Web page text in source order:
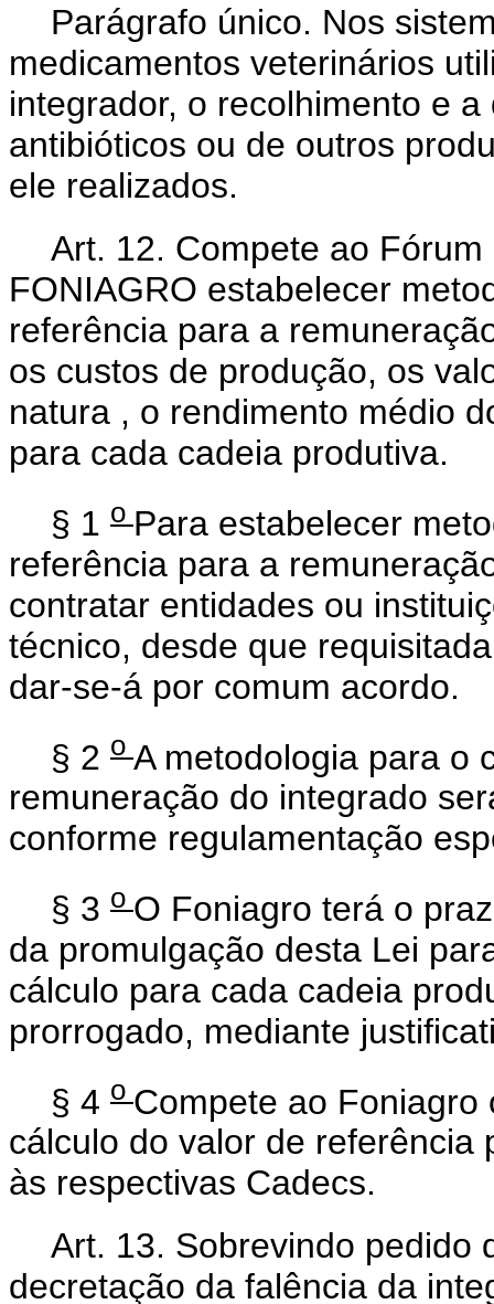
Parágrafo único. Nos
medicamentos veterinários
integrador, o recolhimento e
antibióticos ou de outros
ele realizados.
Art. 12. Compete ao
FONIAGRO estabelecer
referência para a
os custos de produção, os
natura , o rendimento médio
para cada cadeia produtiva.
§ 1 o Para estabelecer
referência para a
contratar entidades ou
técnico, desde que
dar-se-á por comum acordo.
§ 2 o A metodologia para o
remuneração do integrado
conforme regulamentação
§ 3 o O Foniagro terá o
da promulgação desta Lei
cálculo para cada cadeia
prorrogado, mediante
§ 4 o Compete ao
cálculo do valor de referência
às respectivas Cadecs.
Art. 13. Sobrevindo pedido
decretação da falência da